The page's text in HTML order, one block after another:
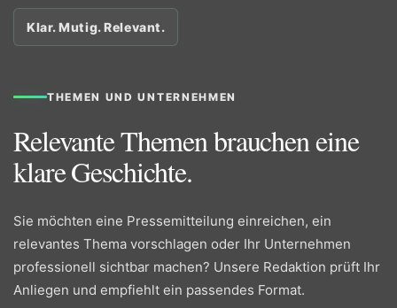
Klar. Mutig. Relevant.
THEMEN UND UNTERNEHMEN
Relevante Themen brauchen eine
klare Geschichte.
Sie möchten eine Pressemitteilung einreichen, ein
relevantes Thema vorschlagen oder Ihr Unternehmen
professionell sichtbar machen? Unsere Redaktion prüft Ihr
Anliegen und empfiehlt ein passendes Format.